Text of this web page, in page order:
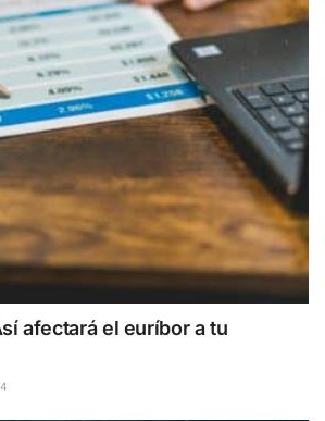
afectará el euríbor a tu